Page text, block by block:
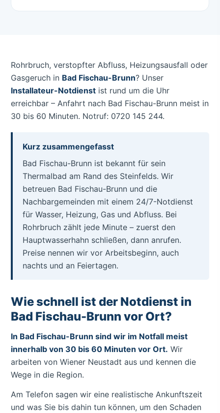
Rohrbruch, verstopfter Abfluss, Heizungsausfall oder
Gasgeruch in Bad Fischau-Brunn? Unser
Installateur-Notdienst ist rund um die Uhr
erreichbar – Anfahrt nach Bad Fischau-Brunn meist in
30 bis 60 Minuten. Notruf: 0720 145 244.
Kurz zusammengefasst
Bad Fischau-Brunn ist bekannt für sein
Thermalbad am Rand des Steinfelds. Wir
betreuen Bad Fischau-Brunn und die
Nachbargemeinden mit einem 24/7-Notdienst
für Wasser, Heizung, Gas und Abfluss. Bei
Rohrbruch zählt jede Minute – zuerst den
Hauptwasserhahn schließen, dann anrufen.
Preise nennen wir vor Arbeitsbeginn, auch
nachts und an Feiertagen.
Wie schnell ist der Notdienst in
Bad Fischau-Brunn vor Ort?
In Bad Fischau-Brunn sind wir im Notfall meist
innerhalb von 30 bis 60 Minuten vor Ort. Wir
arbeiten von Wiener Neustadt aus und kennen die
Wege in die Region.
Am Telefon sagen wir eine realistische Ankunftszeit
und was Sie bis dahin tun können, um den Schaden